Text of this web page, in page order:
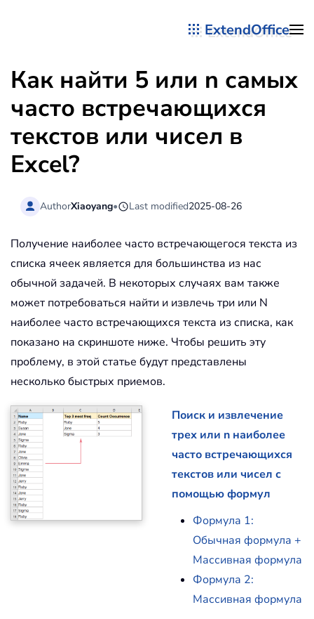
ExtendOffice
Как найти 5 или n самых
часто встречающихся
текстов или чисел в
Excel?
AuthorXiaoyang• Last modified2025-08-26
Получение наиболее часто встречающегося текста из
списка ячеек является для большинства из нас
обычной задачей. В некоторых случаях вам также
может потребоваться найти и извлечь три или N
наиболее часто встречающихся текста из списка, как
показано на скриншоте ниже. Чтобы решить эту
проблему, в этой статье будут представлены
несколько быстрых приемов.
Поиск и извлечение
трех или n наиболее
часто встречающихся
текстов или чисел с
помощью формул
Формула 1:
Обычная формула +
Массивная формула
Формула 2:
Массивная формула